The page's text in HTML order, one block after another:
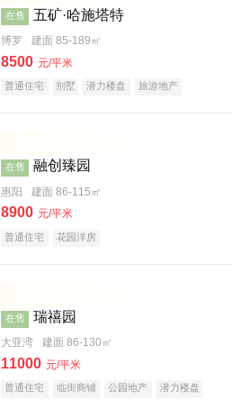
在售 五矿·哈施塔特
博罗 建面 85-189㎡
8500 元/平米
普通住宅 别墅 潜力楼盘
旅游地产
在售 融创臻园
惠阳 建面 86-115㎡
8900 元/平米
普通住宅 花园洋房
在售 瑞禧园
大亚湾 建面 86-130㎡
11000 元/平米
普通住宅 临街商铺 公园地产
潜力楼盘